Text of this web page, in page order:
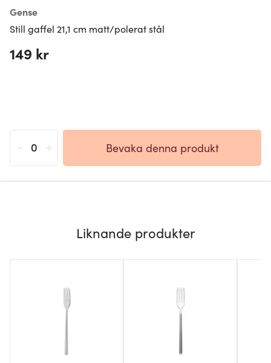
Gense
Still gaffel 21,1 cm matt/polerat stål
149 kr
Bevaka denna produkt
Liknande produkter